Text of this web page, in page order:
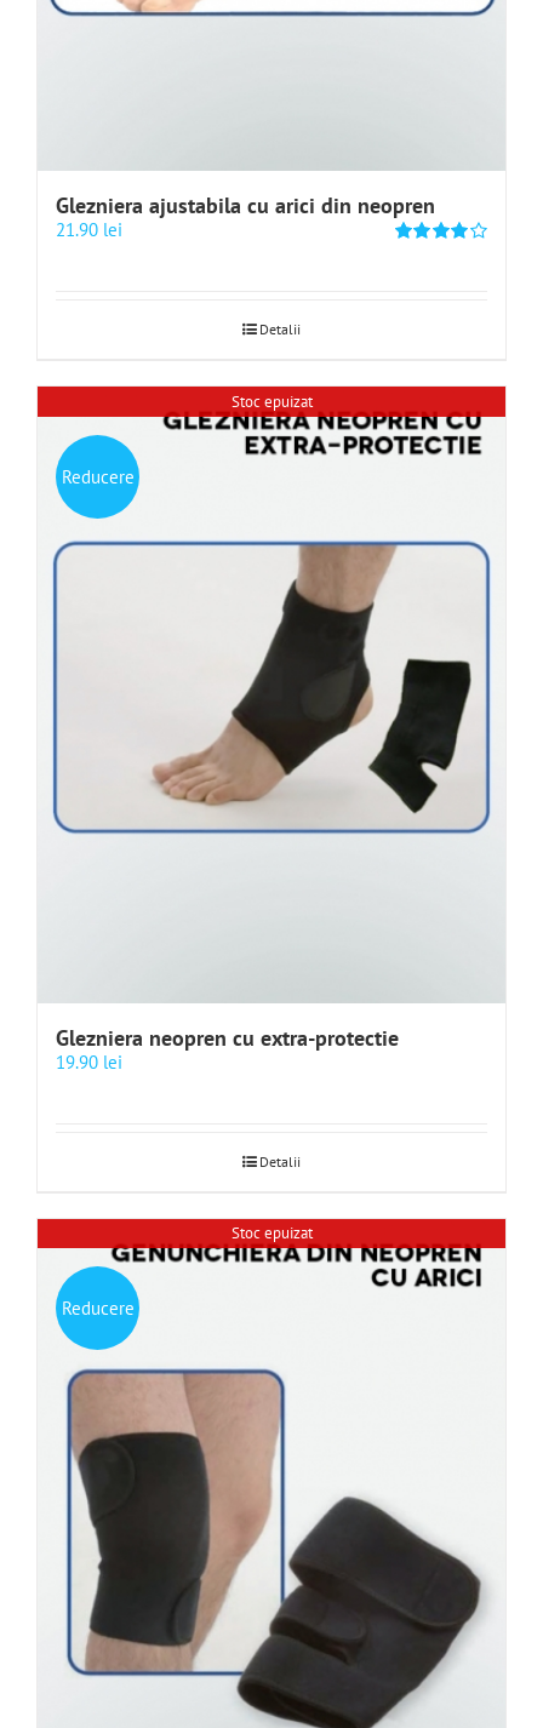
Glezniera ajustabila cu arici din neopren
21.90 lei
Detalii
Stoc epuizat
Reducere
Glezniera neopren cu extra-protectie
19.90 lei
Detalii
Stoc epuizat
Reducere